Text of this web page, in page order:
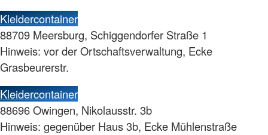
Kleidercontainer
88709 Meersburg, Schiggendorfer Straße 1
Hinweis: vor der Ortschaftsverwaltung, Ecke
Grasbeurerstr.
Kleidercontainer
88696 Owingen, Nikolausstr. 3b
Hinweis: gegenüber Haus 3b, Ecke Mühlenstraße